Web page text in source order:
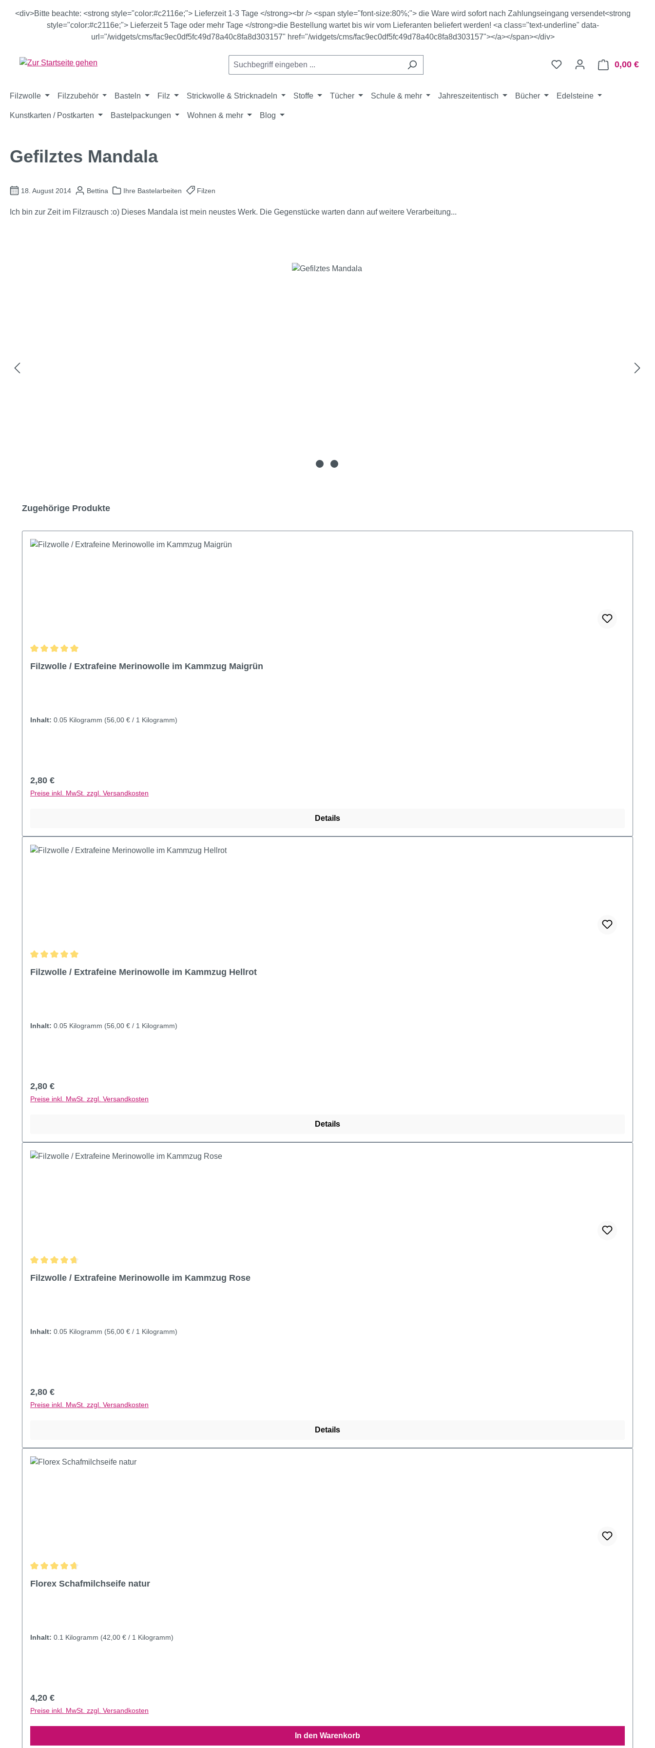
Hauptinhalt springen
Zur Suche springen
Zur Hauptnavigation springen
<div>Bitte beachte: <strong style="color:#c2116e;"> Lieferzeit 1-3 Tage </strong><br /> <span style="font-size:80%;"> die Ware wird sofort nach Zahlungseingang versendet<strong
style="color:#c2116e;"> Lieferzeit 5 Tage oder mehr Tage </strong>die Bestellung wartet bis wir vom Lieferanten beliefert werden! <a class="text-underline" data-
url="/widgets/cms/fac9ec0df5fc49d78a40c8fa8d303157" href="/widgets/cms/fac9ec0df5fc49d78a40c8fa8d303157"></a></span></div>
0,00 €
Filzwolle Filzzubehör Basteln Filz Strickwolle & Stricknadeln Stoffe Tücher Schule & mehr Jahreszeitentisch Bücher Edelsteine
Kunstkarten / Postkarten Bastelpackungen Wohnen & mehr Blog
Gefilztes Mandala
18. August 2014 Bettina Ihre Bastelarbeiten Filzen
Ich bin zur Zeit im Filzrausch :o) Dieses Mandala ist mein neustes Werk. Die Gegenstücke warten dann auf weitere Verarbeitung...
Produktgalerie überspringen
Zugehörige Produkte
Filzwolle / Extrafeine Merinowolle im Kammzug Maigrün
Inhalt: 0.05 Kilogramm (56,00 € / 1 Kilogramm)
Regulärer Preis:
2,80 €
Preise inkl. MwSt. zzgl. Versandkosten
Details
Filzwolle / Extrafeine Merinowolle im Kammzug Hellrot
Inhalt: 0.05 Kilogramm (56,00 € / 1 Kilogramm)
Regulärer Preis:
2,80 €
Preise inkl. MwSt. zzgl. Versandkosten
Details
Filzwolle / Extrafeine Merinowolle im Kammzug Rose
Inhalt: 0.05 Kilogramm (56,00 € / 1 Kilogramm)
Regulärer Preis:
2,80 €
Preise inkl. MwSt. zzgl. Versandkosten
Details
Florex Schafmilchseife natur
Inhalt: 0.1 Kilogramm (42,00 € / 1 Kilogramm)
Regulärer Preis:
4,20 €
Preise inkl. MwSt. zzgl. Versandkosten
In den Warenkorb